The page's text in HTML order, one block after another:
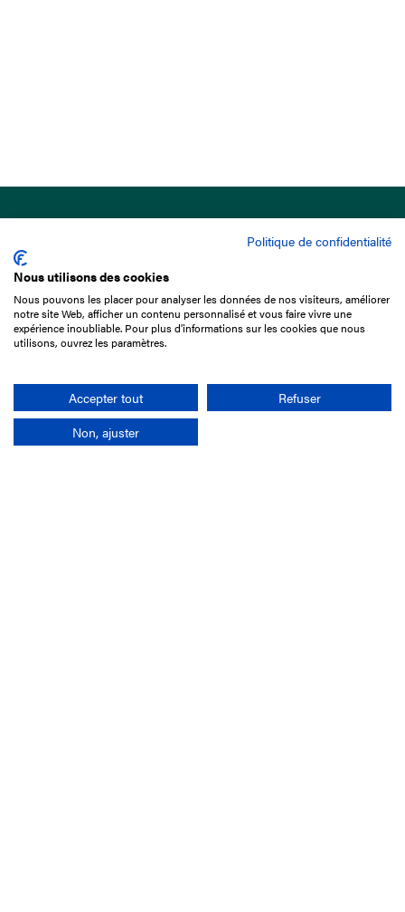
15 Boulevard de Douaumont
75017 Paris
01 49 10 20 29
Rechercher
Politique de confidentialité
Nous utilisons des cookies
Nous pouvons les placer pour analyser les données de nos visiteurs, améliorer
notre site Web, afficher un contenu personnalisé et vous faire vivre une
expérience inoubliable. Pour plus d'informations sur les cookies que nous
utilisons, ouvrez les paramètres.
Accepter tout
Refuser
Non, ajuster